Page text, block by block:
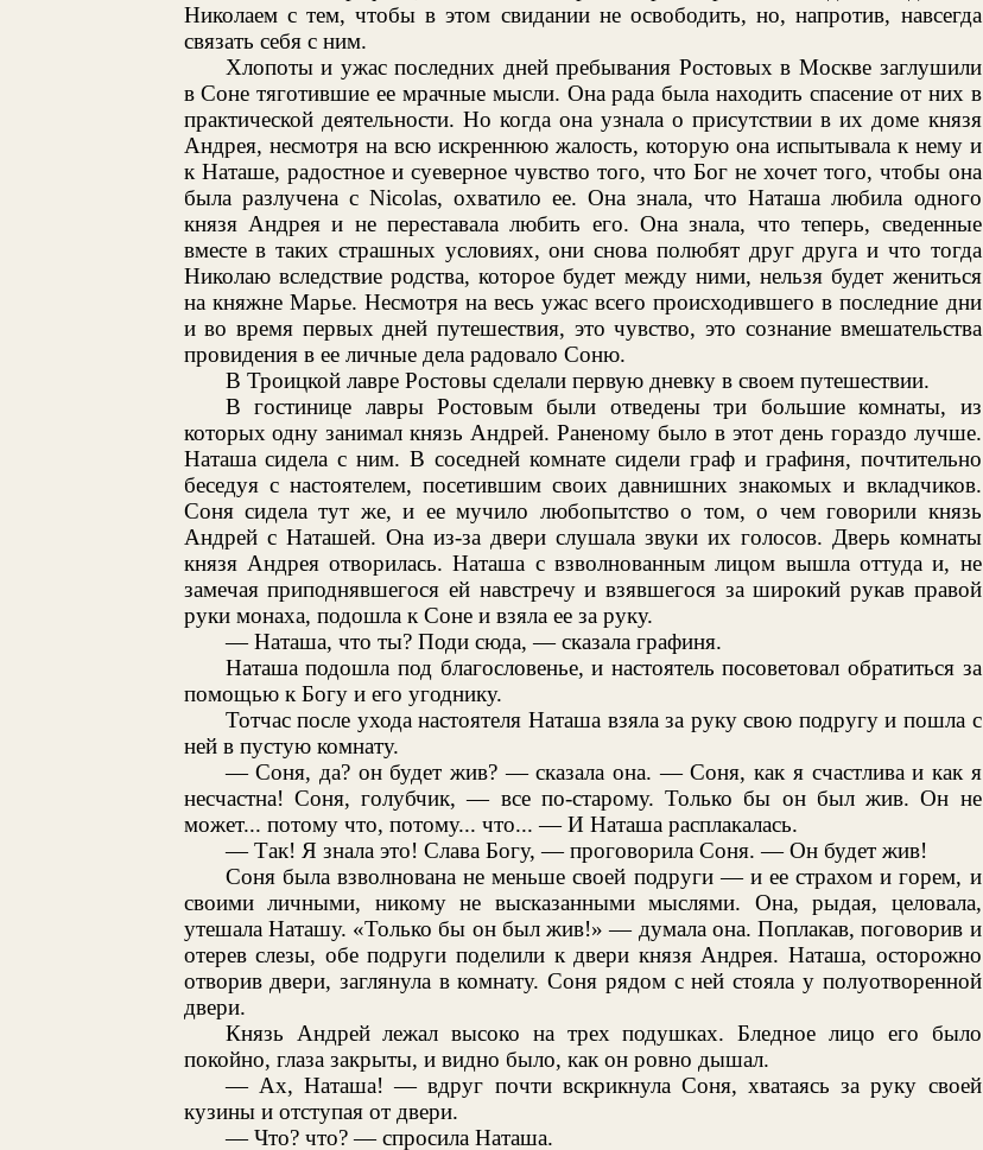
Николаем с тем, чтобы в этом свидании не освободить, но, напротив, навсегда
связать себя с ним.
Хлопоты и ужас последних дней пребывания Ростовых в Москве заглушили
в Соне тяготившие ее мрачные мысли. Она рада была находить спасение от них в
практической деятельности. Но когда она узнала о присутствии в их доме князя
Андрея, несмотря на всю искреннюю жалость, которую она испытывала к нему и
к Наташе, радостное и суеверное чувство того, что Бог не хочет того, чтобы она
была разлучена с Nicolas, охватило ее. Она знала, что Наташа любила одного
князя Андрея и не переставала любить его. Она знала, что теперь, сведенные
вместе в таких страшных условиях, они снова полюбят друг друга и что тогда
Николаю вследствие родства, которое будет между ними, нельзя будет жениться
на княжне Марье. Несмотря на весь ужас всего происходившего в последние дни
и во время первых дней путешествия, это чувство, это сознание вмешательства
провидения в ее личные дела радовало Соню.
В Троицкой лавре Ростовы сделали первую дневку в своем путешествии.
В гостинице лавры Ростовым были отведены три большие комнаты, из
которых одну занимал князь Андрей. Раненому было в этот день гораздо лучше.
Наташа сидела с ним. В соседней комнате сидели граф и графиня, почтительно
беседуя с настоятелем, посетившим своих давнишних знакомых и вкладчиков.
Соня сидела тут же, и ее мучило любопытство о том, о чем говорили князь
Андрей с Наташей. Она из-за двери слушала звуки их голосов. Дверь комнаты
князя Андрея отворилась. Наташа с взволнованным лицом вышла оттуда и, не
замечая приподнявшегося ей навстречу и взявшегося за широкий рукав правой
руки монаха, подошла к Соне и взяла ее за руку.
— Наташа, что ты? Поди сюда, — сказала графиня.
Наташа подошла под благословенье, и настоятель посоветовал обратиться за
помощью к Богу и его угоднику.
Тотчас после ухода настоятеля Наташа взяла за руку свою подругу и пошла с
ней в пустую комнату.
— Соня, да? он будет жив? — сказала она. — Соня, как я счастлива и как я
несчастна! Соня, голубчик, — все по-старому. Только бы он был жив. Он не
может... потому что, потому... что... — И Наташа расплакалась.
— Так! Я знала это! Слава Богу, — проговорила Соня. — Он будет жив!
Соня была взволнована не меньше своей подруги — и ее страхом и горем, и
своими личными, никому не высказанными мыслями. Она, рыдая, целовала,
утешала Наташу. «Только бы он был жив!» — думала она. Поплакав, поговорив и
отерев слезы, обе подруги поделили к двери князя Андрея. Наташа, осторожно
отворив двери, заглянула в комнату. Соня рядом с ней стояла у полуотворенной
двери.
Князь Андрей лежал высоко на трех подушках. Бледное лицо его было
покойно, глаза закрыты, и видно было, как он ровно дышал.
— Ах, Наташа! — вдруг почти вскрикнула Соня, хватаясь за руку своей
кузины и отступая от двери.
— Что? что? — спросила Наташа.